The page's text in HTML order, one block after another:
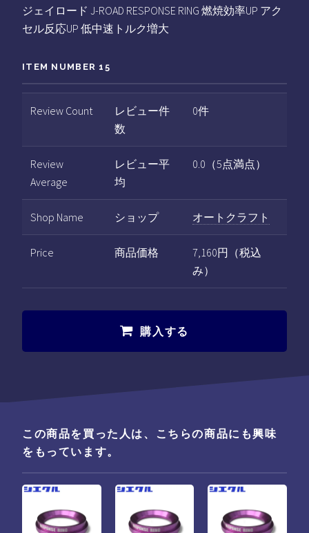
ジェイロード J-ROAD RESPONSE RING 燃焼効率UP アク
セル反応UP 低中速トルク増大
ITEM NUMBER 15
Review Count
レビュー件
数
0件
Review
Average
レビュー平
均
0.0（5点満点）
Shop Name ショップ オートクラフト
Price 商品価格
7,160円（税込
み）
購入する
この商品を買った人は、こちらの商品にも興味
をもっています。